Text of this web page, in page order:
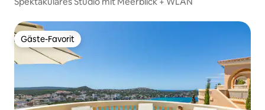
Gäste-Favorit
Gäste-Favorit